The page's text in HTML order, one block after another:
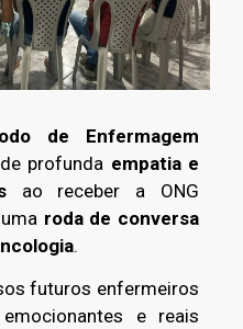
de Enfermagem
profunda empatia e
ao receber a ONG
roda de conversa
.
futuros enfermeiros
e reais